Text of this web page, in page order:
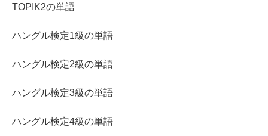
TOPIK2の単語
ハングル検定1級の単語
ハングル検定2級の単語
ハングル検定3級の単語
ハングル検定4級の単語